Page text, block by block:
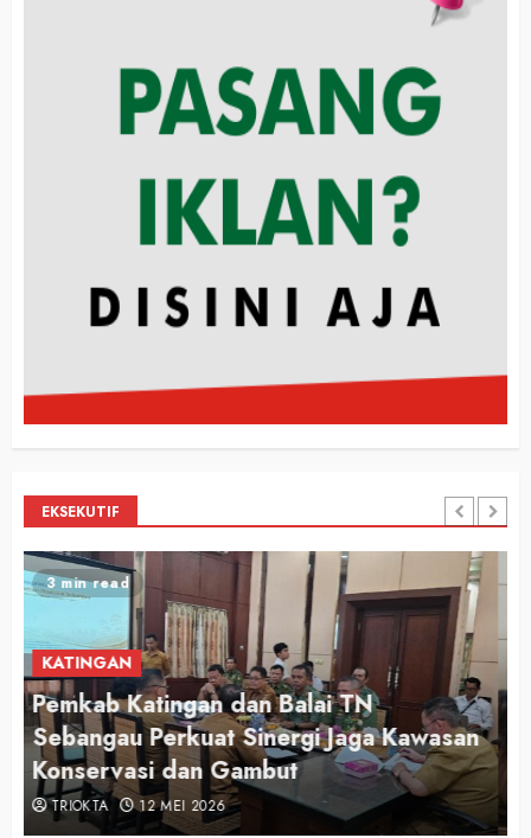
EKSEKUTIF
2 min read
KATINGAN
Audiensi Otong Awi 2026, Bupati Saiful
Apresiasi Semangat Putra-Putri
Pariwisata Katingan
TRIOKTA 12 MEI 2026